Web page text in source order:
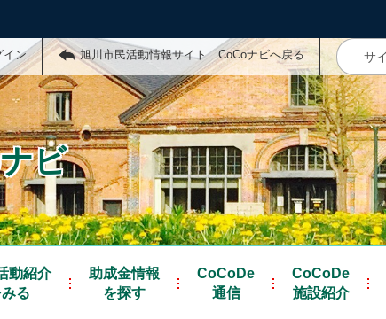
イン 旭川市民活動情報サイト CoCoナビへ戻る
ビ
動紹介
る
助成金情報
を探す
CoCoDe
通信
CoCoDe
施設紹介